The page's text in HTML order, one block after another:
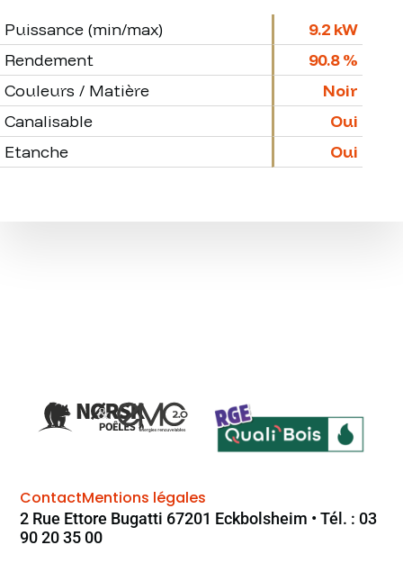
Puissance (min/max)
9.2 kW
Rendement
90.8 %
Couleurs / Matière
Noir
Canalisable
Oui
Etanche
Oui
ContactMentions légales
2 Rue Ettore Bugatti 67201 Eckbolsheim • Tél. : 03
90 20 35 00